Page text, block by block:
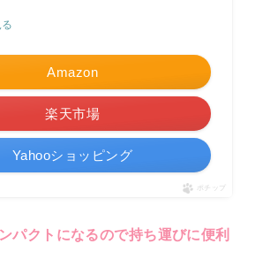
Amazon
楽天市場
Yahooショッピング
ポチップ
パクトになるので持ち運びに便利